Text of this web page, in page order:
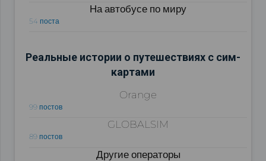
На автобусе по миру
54 поста
Реальные истории о путешествиях с сим-
картами
Orange
99 постов
GLOBALSIM
89 постов
Другие операторы